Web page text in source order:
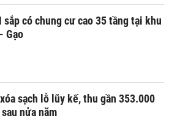
sắp có chung cư cao 35 tầng tại khu
Gạo
sạch lỗ lũy kế, thu gần 353.000
nửa năm